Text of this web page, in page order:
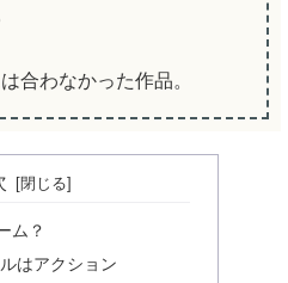
合わなかった作品。
ム？
はアクション